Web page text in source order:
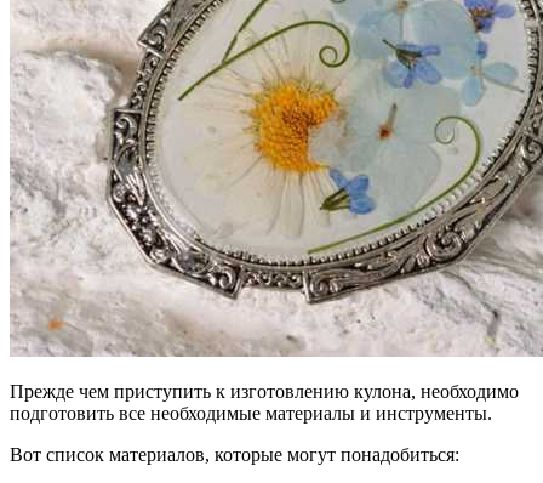
Прежде чем приступить к изготовлению кулона, необходимо
подготовить все необходимые материалы и инструменты.
Вот список материалов, которые могут понадобиться: